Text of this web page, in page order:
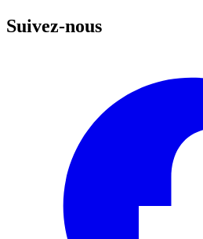
Suivez-nous